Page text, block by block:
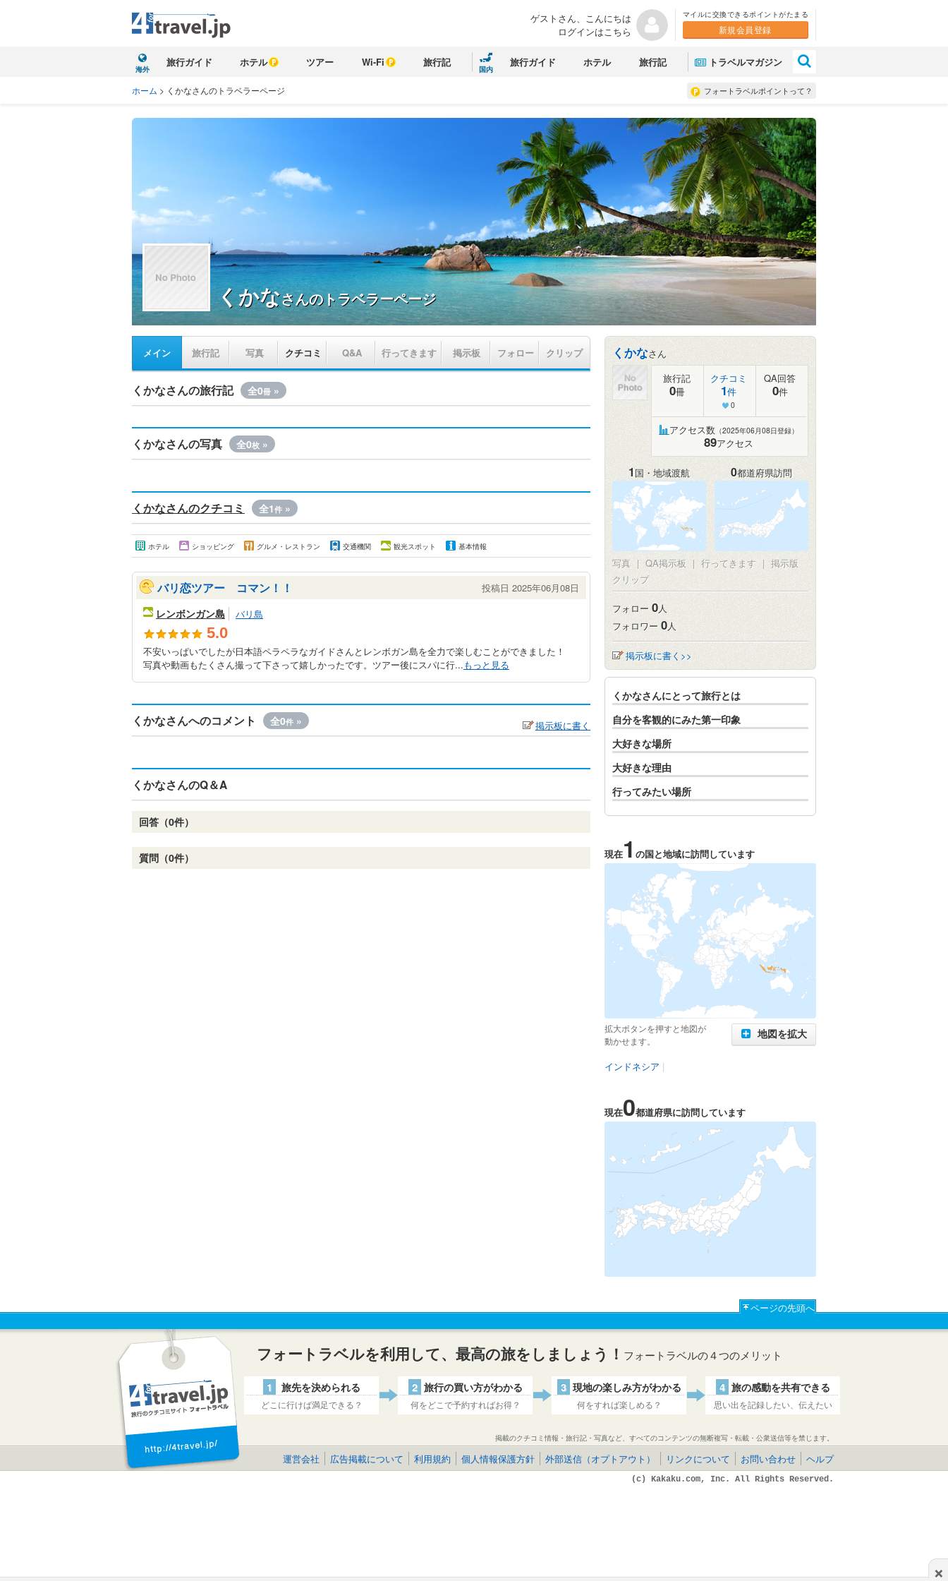
ゲストさん、こんにちは
ログインはこちら
マイルに交換できるポイントがたまる
新規会員登録
海外
旅行ガイド ホテル ツアー Wi-Fi 旅行記
国内
旅行ガイド ホテル 旅行記 トラベルマガジン
フォートラベルポイントって？
ホーム > くかなさんのトラベラーページ
くかなさんのトラベラーページ
メイン 旅行記 写真 クチコミ Q&A 行ってきます 掲示板 フォロー クリップ
くかなさんの旅行記 全0冊 »
くかなさんの写真 全0枚 »
くかなさんのクチコミ 全1件 »
ホテル ショッピング グルメ・レストラン 交通機関 観光スポット 基本情報
バリ恋ツアー コマン！！ 投稿日 2025年06月08日
レンボンガン島 バリ島
5.0
不安いっぱいでしたが日本語ペラペラなガイドさんとレンボガン島を全力で楽しむことができました！
写真や動画もたくさん撮って下さって嬉しかったです。ツアー後にスパに行...もっと見る
くかなさんへのコメント 全0件 » 掲示板に書く
くかなさんのQ＆A
回答（0件）
質問（0件）
くかなさん
旅行記
0冊
クチコミ
1件
0
QA回答
0件
アクセス数 （2025年06月08日登録）
89アクセス
1国・地域渡航 0都道府県訪問
写真 | QA掲示板 | 行ってきます | 掲示版
クリップ
フォロー 0人
フォロワー 0人
掲示板に書く>>
くかなさんにとって旅行とは
自分を客観的にみた第一印象
大好きな場所
大好きな理由
行ってみたい場所
現在1 の国と地域に訪問しています
拡大ボタンを押すと地図が
動かせます。
地図を拡大
インドネシア |
現在0都道府県に訪問しています
×
ページの先頭へ
フォートラベルを利用して、最高の旅をしましょう！ フォートラベルの４つのメリット
1 旅先を決められる
どこに行けば満足できる？
2 旅行の買い方がわかる
何をどこで予約すればお得？
3 現地の楽しみ方がわかる
何をすれば楽しめる？
4 旅の感動を共有できる
思い出を記録したい、伝えたい
掲載のクチコミ情報・旅行記・写真など、すべてのコンテンツの無断複写・転載・公衆送信等を禁じます。
運営会社 広告掲載について 利用規約 個人情報保護方針 外部送信（オプトアウト） リンクについて お問い合わせ ヘルプ
(c) Kakaku.com, Inc. All Rights Reserved.